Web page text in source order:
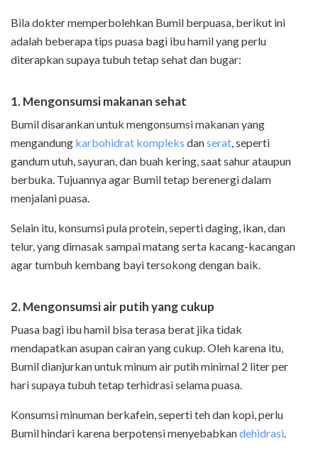
Bila dokter memperbolehkan Bumil berpuasa, berikut ini
adalah beberapa tips puasa bagi ibu hamil yang perlu
diterapkan supaya tubuh tetap sehat dan bugar:
1. Mengonsumsi makanan sehat
Bumil disarankan untuk mengonsumsi makanan yang
mengandung karbohidrat kompleks danserat , seperti
gandum utuh, sayuran, dan buah kering, saat sahur ataupun
berbuka. Tujuannya agar Bumil tetap berenergi dalam
menjalani puasa.
Selain itu, konsumsi pula protein, seperti daging, ikan, dan
telur, yang dimasak sampai matang serta kacang-kacangan
agar tumbuh kembang bayi tersokong dengan baik.
2. Mengonsumsi air putih yang cukup
Puasa bagi ibu hamil bisa terasa berat jika tidak
mendapatkan asupan cairan yang cukup. Oleh karena itu,
Bumil dianjurkan untuk minum air putih minimal 2 liter per
hari supaya tubuh tetap terhidrasi selama puasa.
Konsumsi minuman berkafein, seperti teh dan kopi, perlu
Bumil hindari karena berpotensi menyebabkandehidrasi